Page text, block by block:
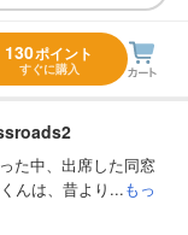
130ポイント
すぐに購入
た中、出席した同窓
んは、昔より...もっ